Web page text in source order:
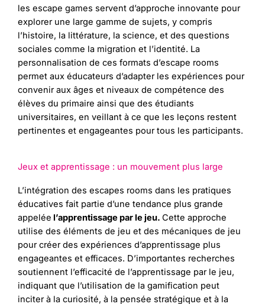
les escape games servent d’approche innovante pour
explorer une large gamme de sujets, y compris
l’histoire, la littérature, la science, et des questions
sociales comme la migration et l’identité. La
personnalisation de ces formats d’escape rooms
permet aux éducateurs d’adapter les expériences pour
convenir aux âges et niveaux de compétence des
élèves du primaire ainsi que des étudiants
universitaires, en veillant à ce que les leçons restent
pertinentes et engageantes pour tous les participants.
Jeux et apprentissage : un mouvement plus large
L’intégration des escapes rooms dans les pratiques
éducatives fait partie d’une tendance plus grande
appelée l’apprentissage par le jeu. Cette approche
utilise des éléments de jeu et des mécaniques de jeu
pour créer des expériences d’apprentissage plus
engageantes et efficaces. D’importantes recherches
soutiennent l’efficacité de l’apprentissage par le jeu,
indiquant que l’utilisation de la gamification peut
inciter à la curiosité, à la pensée stratégique et à la